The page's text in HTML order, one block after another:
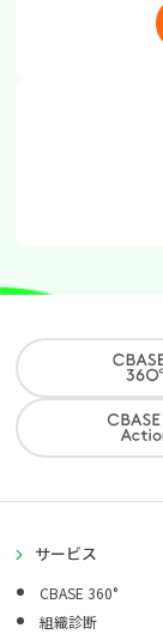
サービス
CBASE 360°
組織診断